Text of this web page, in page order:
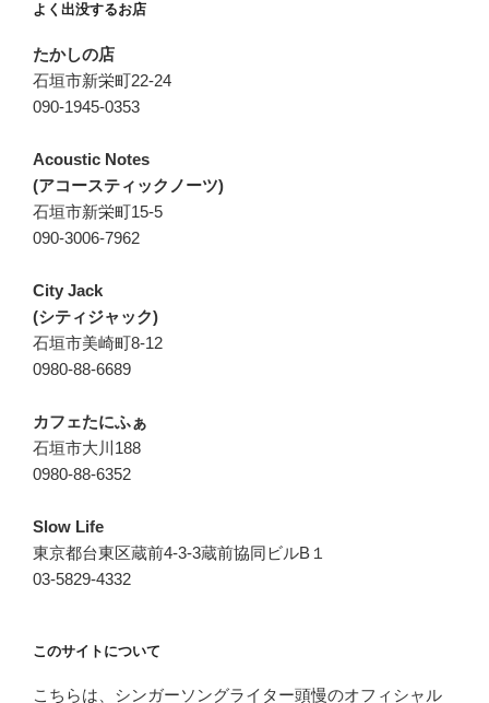
よく出没するお店
たかしの店
石垣市新栄町22-24
090-1945-0353
Acoustic Notes
(アコースティックノーツ)
石垣市新栄町15-5
090-3006-7962
City Jack
(シティジャック)
石垣市美崎町8-12
0980-88-6689
カフェたにふぁ
石垣市大川188
0980-88-6352
Slow Life
東京都台東区蔵前4-3-3蔵前協同ビルB１
03-5829-4332
このサイトについて
こちらは、シンガーソングライター頭慢のオフィシャル